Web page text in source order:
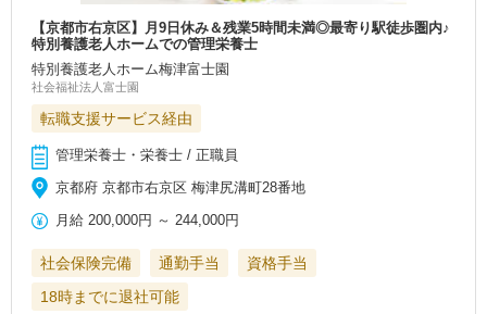
【京都市右京区】月9日休み＆残業5時間未満◎最寄り駅徒歩圏内♪
特別養護老人ホームでの管理栄養士
特別養護老人ホーム梅津富士園
社会福祉法人富士園
転職支援サービス経由
管理栄養士・栄養士 / 正職員
京都府 京都市右京区 梅津尻溝町28番地
月給 200,000円 ～244,000円
社会保険完備 通勤手当
資格手当
18時までに退社可能